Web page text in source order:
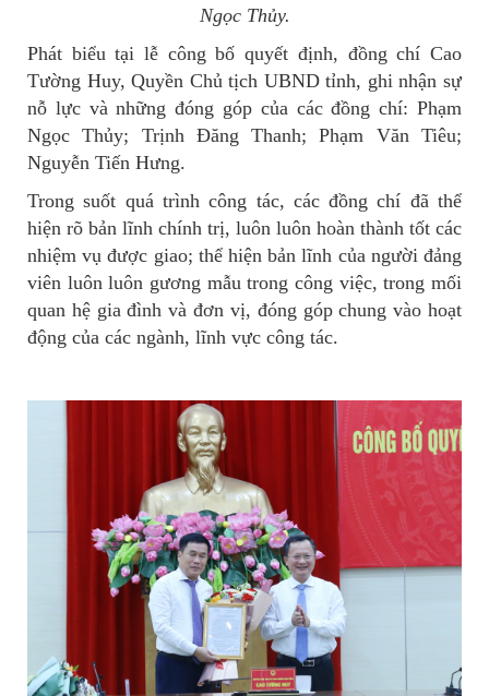
Ngọc Thủy.
Phát biểu tại lễ công bố quyết định, đồng chí Cao
Tường Huy, Quyền Chủ tịch UBND tỉnh, ghi nhận sự
nỗ lực và những đóng góp của các đồng chí: Phạm
Ngọc Thủy; Trịnh Đăng Thanh; Phạm Văn Tiêu;
Nguyễn Tiến Hưng.
Trong suốt quá trình công tác, các đồng chí đã thể
hiện rõ bản lĩnh chính trị, luôn luôn hoàn thành tốt các
nhiệm vụ được giao; thể hiện bản lĩnh của người đảng
viên luôn luôn gương mẫu trong công việc, trong mối
quan hệ gia đình và đơn vị, đóng góp chung vào hoạt
động của các ngành, lĩnh vực công tác.